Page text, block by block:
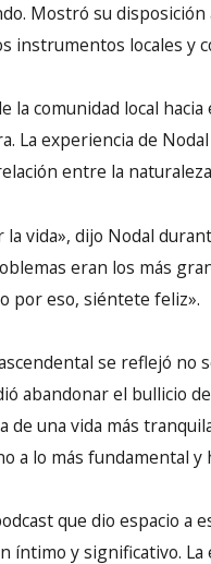
Mostró su
instrumentos locales y
la comunidad local
La experiencia de
entre la
vida», dijo Nodal
eran los más
por eso, siéntete feliz».
se reflejó
abandonar el bullicio
una vida más
a lo más fundamental y
que dio espacio a
íntimo y significativo.